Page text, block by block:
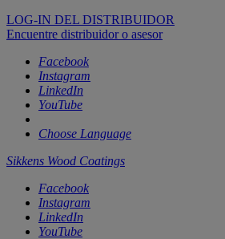
LOG-IN DEL DISTRIBUIDOR
Encuentre distribuidor o asesor
Facebook
Instagram
LinkedIn
YouTube
Choose Language
Sikkens Wood Coatings
Facebook
Instagram
LinkedIn
YouTube